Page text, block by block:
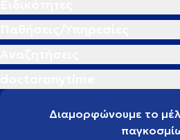
Διαμορφώνουμε το